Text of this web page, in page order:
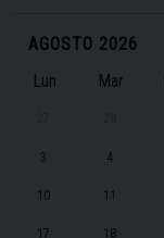
AGOSTO 2026
Lun Mar
3 4
10 11
17 18